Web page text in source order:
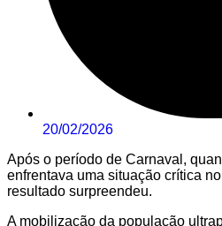
20/02/2026
Após o período de Carnaval,
enfrentava uma situação crítica
resultado surpreendeu.
A mobilização da população